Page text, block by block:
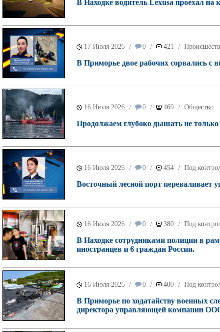
В Находке водитель Lexusа проехал на
17 Июля 2026 / 0 / 421 /
В Приморье двое рабочих сорвались с
16 Июля 2026 / 0 / 469 / Общество
Продолжаем глубоко дышать не
16 Июля 2026 / 0 / 454 / Под
Восточный лесной порт переваливает
16 Июля 2026 / 0 / 380 / Под
В Находке сотрудниками полиции в
иностранцев и 6 граждан России.
16 Июля 2026 / 0 / 400 / Под
В Приморье по ходатайству военных
директора управляющей компании